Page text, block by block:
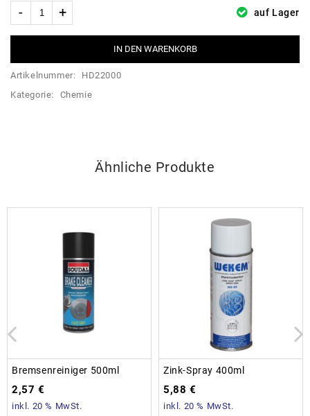
auf Lager
IN DEN WARENKORB
Artikelnummer:
HD22000
Kategorie:
Chemie
Ähnliche Produkte
Bremsenreiniger 500ml
2,57 €
inkl. 20 % MwSt.
Zink-Spray 400ml
5,88 €
inkl. 20 % MwSt.